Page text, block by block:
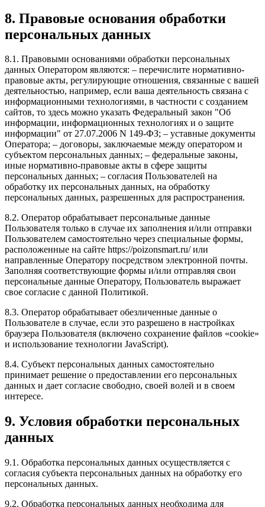
8. Правовые основания обработки
персональных данных
8.1. Правовыми основаниями обработки персональных
данных Оператором являются: – перечислите нормативно-
правовые акты, регулирующие отношения, связанные с вашей
деятельностью, например, если ваша деятельность связана с
информационными технологиями, в частности с созданием
сайтов, то здесь можно указать Федеральный закон "Об
информации, информационных технологиях и о защите
информации" от 27.07.2006 N 149-ФЗ; – уставные документы
Оператора; – договоры, заключаемые между оператором и
субъектом персональных данных; – федеральные законы,
иные нормативно-правовые акты в сфере защиты
персональных данных; – согласия Пользователей на
обработку их персональных данных, на обработку
персональных данных, разрешенных для распространения.
8.2. Оператор обрабатывает персональные данные
Пользователя только в случае их заполнения и/или отправки
Пользователем самостоятельно через специальные формы,
расположенные на сайте https://poizonsmart.ru/ или
направленные Оператору посредством электронной почты.
Заполняя соответствующие формы и/или отправляя свои
персональные данные Оператору, Пользователь выражает
свое согласие с данной Политикой.
8.3. Оператор обрабатывает обезличенные данные о
Пользователе в случае, если это разрешено в настройках
браузера Пользователя (включено сохранение файлов «cookie»
и использование технологии JavaScript).
8.4. Субъект персональных данных самостоятельно
принимает решение о предоставлении его персональных
данных и дает согласие свободно, своей волей и в своем
интересе.
9. Условия обработки персональных
данных
9.1. Обработка персональных данных осуществляется с
согласия субъекта персональных данных на обработку его
персональных данных.
9.2. Обработка персональных данных необходима для